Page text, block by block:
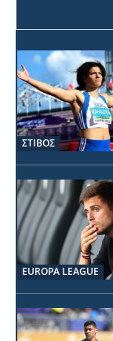
ΣΤΙΒΟΣ
EUROPA LEAGUE